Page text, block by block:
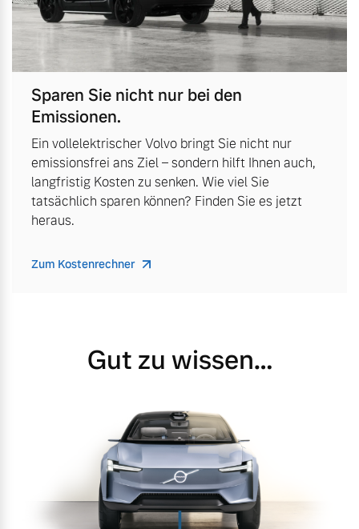
Sparen Sie nicht nur bei den
Emissionen.
Ein vollelektrischer Volvo bringt Sie nicht nur
emissionsfrei ans Ziel – sondern hilft Ihnen auch,
langfristig Kosten zu senken. Wie viel Sie
tatsächlich sparen können? Finden Sie es jetzt
heraus.
Zum Kostenrechner
Gut zu wissen…